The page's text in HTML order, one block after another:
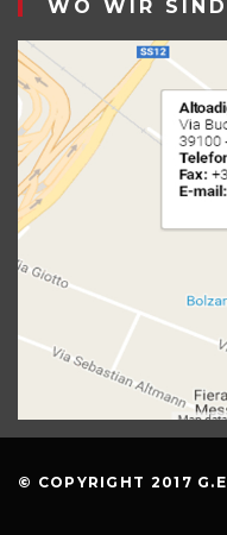
WO WIR SIND
© COPYRIGHT 2017